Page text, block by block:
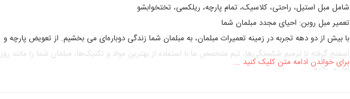
شامل مبل استیل، راحتی، کلاسیک، تمام پارچه، ریلکسی، تختخوابشو
تعمیر مبل روبن: احیای مجدد مبلمان شما
با بیش از دو دهه تجربه در زمینه تعمیرات مبلمان، به مبلمان شما زندگی دوباره‌ای می بخشیم. از تعویض پارچه و
اسفنج گرفته تا ترمیم شکستگی‌ها، تیم متخصص ما با استفاده از بهترین مواد و تکنیک‌ها، مبلمان شما را مانند روز
اول می‌کنیم.
برای خواندن ادامه متن کلیک کنید ...